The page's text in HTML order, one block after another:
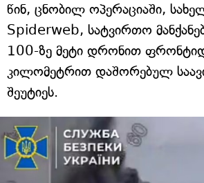
წინ, ცნობილ ოპერაციაში,
Spiderweb, სატვირთო
100-ზე მეტი დრონით
კილომეტრით დაშორებულ
შეუტიეს.